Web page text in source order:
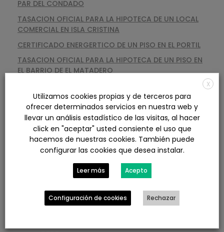
PAR DEL CONDADO
TASACION OFICIAL PARA LA HIPOTECA DE UN LOCAL
COMERCIAL EN ISLA CRISTINA
CERTIFICADO ENERGERTICO DE UN PISO EN EL PORTIL
TASACION OFICIAL PARA LA HIPOTECA DE UN PISO EN
EL BARRIO DE EL MATADERO
GALAROZA
ARCHIVOS
mayo 2026
abril 2026
X
Utilizamos cookies propias y de terceros para
ofrecer determinados servicios en nuestra web y
llevar un análisis estadístico de las visitas, al hacer
click en "aceptar" usted consiente el uso que
hacemos de nuestras cookies. También puede
configurar las cookies que desea instalar.
Leer más Acepto
Configuración de cookies Rechazar